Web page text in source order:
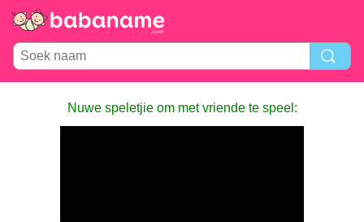
Nuwe speletjie om met vriende te speel: